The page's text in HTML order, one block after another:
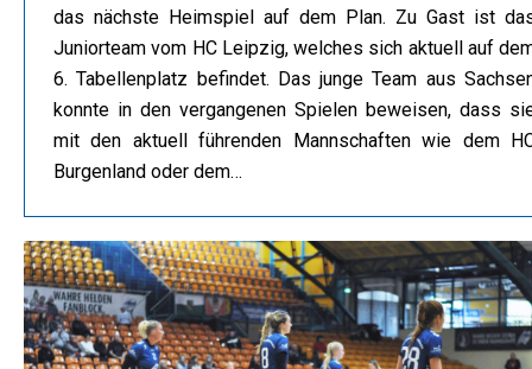
das nächste Heimspiel auf dem Plan. Zu Gast ist
Juniorteam vom HC Leipzig, welches sich aktuell auf
6. Tabellenplatz befindet. Das junge Team aus
konnte in den vergangenen Spielen beweisen, dass
mit den aktuell führenden Mannschaften wie dem
Burgenland oder dem…